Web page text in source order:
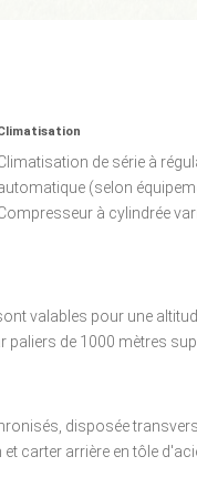
de série à
(selon
à cylindrée
valables pour une
paliers de 1000 mètres
disposée
carter arrière en tôle